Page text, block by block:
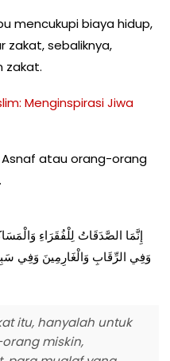
mencukupi biaya hidup,
zakat, sebaliknya,
zakat.
Menginspirasi Jiwa
Asnaf atau orang-orang
إِنَّمَا الصَّدَقَاتُ لِلْفُقَرَاءِ
وَفِي الرِّقَابِ وَالْغَارِمِينَ وَفِي
itu, hanyalah untuk
miskin,